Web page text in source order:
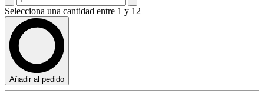
Selecciona una cantidad entre 1 y 12
Añadir al pedido